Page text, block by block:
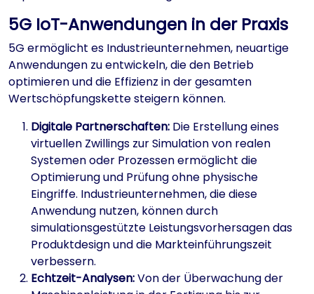
5G IoT-Anwendungen in der Praxis
5G ermöglicht es Industrieunternehmen, neuartige
Anwendungen zu entwickeln, die den Betrieb
optimieren und die Effizienz in der gesamten
Wertschöpfungskette steigern können.
Digitale Partnerschaften: Die Erstellung eines
virtuellen Zwillings zur Simulation von realen
Systemen oder Prozessen ermöglicht die
Optimierung und Prüfung ohne physische
Eingriffe. Industrieunternehmen, die diese
Anwendung nutzen, können durch
simulationsgestützte Leistungsvorhersagen das
Produktdesign und die Markteinführungszeit
verbessern.
Echtzeit-Analysen:Von der Überwachung der